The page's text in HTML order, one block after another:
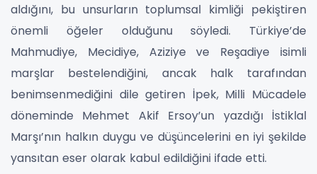
aldığını, bu unsurların toplumsal kimliği pekiştiren
önemli öğeler olduğunu söyledi. Türkiye’de
Mahmudiye, Mecidiye, Aziziye ve Reşadiye isimli
marşlar bestelendiğini, ancak halk tarafından
benimsenmediğini dile getiren İpek, Milli Mücadele
döneminde Mehmet Akif Ersoy’un yazdığı İstiklal
Marşı’nın halkın duygu ve düşüncelerini en iyi şekilde
yansıtan eser olarak kabul edildiğini ifade etti.